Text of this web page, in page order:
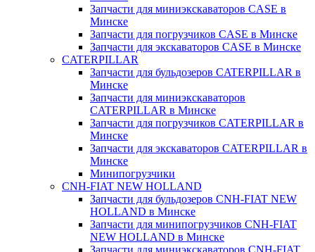
Запчасти для миниэкскаваторов CASE в
Минске
Запчасти для погрузчиков CASE в Минске
Запчасти для экскаваторов CASE в Минске
CATERPILLAR
Запчасти для бульдозеров CATERPILLAR в
Минске
Запчасти для миниэкскаваторов
CATERPILLAR в Минске
Запчасти для погрузчиков CATERPILLAR в
Минске
Запчасти для экскаваторов CATERPILLAR в
Минскe
Минипогрузчики
CNH-FIAT NEW HOLLAND
Запчасти для бульдозеров CNH-FIAT NEW
HOLLAND в Минске
Запчасти для минипогрузчиков CNH-FIAT
NEW HOLLAND в Минске
Запчасти для миниэкскаваторов CNH-FIAT